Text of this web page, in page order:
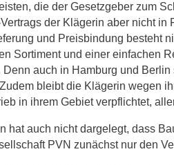
die der Gesetzgeber zum
der Klägerin aber nicht
und Preisbindung besteht
Sortiment und einer einfachen
Denn auch in Hamburg und
bleibt die Klägerin wegen
in ihrem Gebiet verpflichtet,
hat auch nicht dargelegt, dass
PVN zunächst nur den